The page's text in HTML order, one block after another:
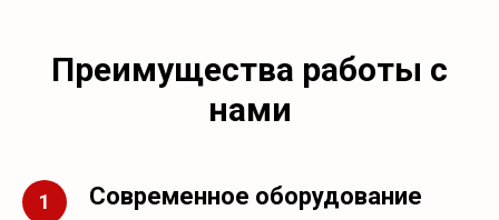
Преимущества работы с
нами
Современное оборудование